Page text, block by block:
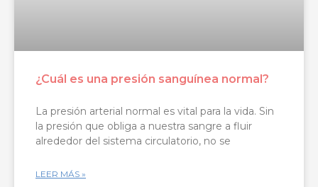
¿Cuál es una presión sanguínea normal?
La presión arterial normal es vital para la vida. Sin
la presión que obliga a nuestra sangre a fluir
alrededor del sistema circulatorio, no se
LEER MÁS »